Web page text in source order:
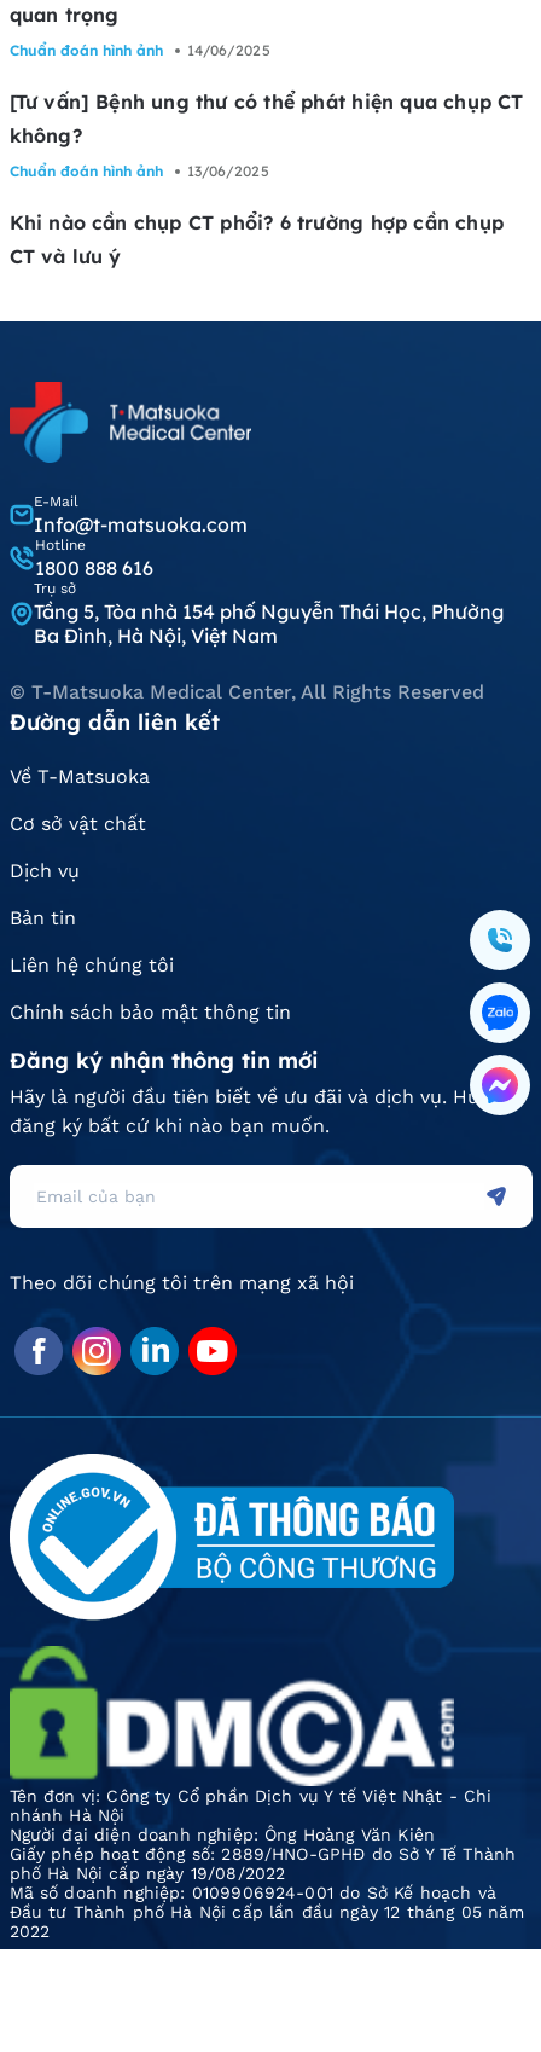
quan trọng
Chuẩn đoán hình ảnh 14/06/2025
[Tư vấn] Bệnh ung thư có thể phát hiện qua chụp CT
không?
Chuẩn đoán hình ảnh 13/06/2025
Khi nào cần chụp CT phổi? 6 trường hợp cần chụp
CT và lưu ý
E-Mail
Info@t-matsuoka.com
Hotline
1800 888 616
Trụ sở
Tầng 5, Tòa nhà 154 phố Nguyễn Thái Học, Phường
Ba Đình, Hà Nội, Việt Nam
© T-Matsuoka Medical Center, All Rights Reserved
Đường dẫn liên kết
Về T-Matsuoka
Cơ sở vật chất
Dịch vụ
Bản tin
Liên hệ chúng tôi
Chính sách bảo mật thông tin
Đăng ký nhận thông tin mới
Hãy là người đầu tiên biết về ưu đãi và dịch vụ. Hủy
đăng ký bất cứ khi nào bạn muốn.
Theo dõi chúng tôi trên mạng xã hội
Tên đơn vị: Công ty Cổ phần Dịch vụ Y tế Việt Nhật - Chi
nhánh Hà Nội
Người đại diện doanh nghiệp: Ông Hoàng Văn Kiên
Giấy phép hoạt động số: 2889/HNO-GPHĐ do Sở Y Tế Thành
phố Hà Nội cấp ngày 19/08/2022
Mã số doanh nghiệp: 0109906924-001 do Sở Kế hoạch và
Đầu tư Thành phố Hà Nội cấp lần đầu ngày 12 tháng 05 năm
2022